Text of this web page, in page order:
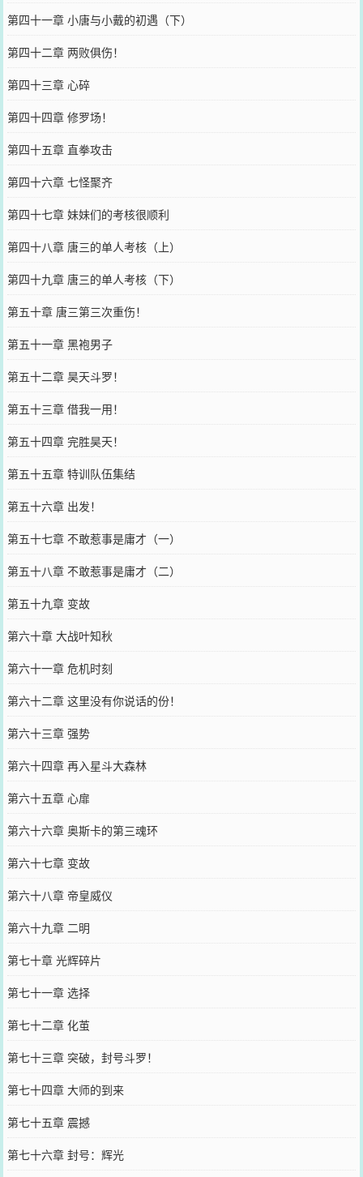
第四十一章 小唐与小戴的初遇（下）
第四十二章 两败俱伤！
第四十三章 心碎
第四十四章 修罗场！
第四十五章 直拳攻击
第四十六章 七怪聚齐
第四十七章 妹妹们的考核很顺利
第四十八章 唐三的单人考核（上）
第四十九章 唐三的单人考核（下）
第五十章 唐三第三次重伤！
第五十一章 黑袍男子
第五十二章 昊天斗罗！
第五十三章 借我一用！
第五十四章 完胜昊天！
第五十五章 特训队伍集结
第五十六章 出发！
第五十七章 不敢惹事是庸才（一）
第五十八章 不敢惹事是庸才（二）
第五十九章 变故
第六十章 大战叶知秋
第六十一章 危机时刻
第六十二章 这里没有你说话的份！
第六十三章 强势
第六十四章 再入星斗大森林
第六十五章 心扉
第六十六章 奥斯卡的第三魂环
第六十七章 变故
第六十八章 帝皇威仪
第六十九章 二明
第七十章 光辉碎片
第七十一章 选择
第七十二章 化茧
第七十三章 突破，封号斗罗！
第七十四章 大师的到来
第七十五章 震撼
第七十六章 封号：辉光